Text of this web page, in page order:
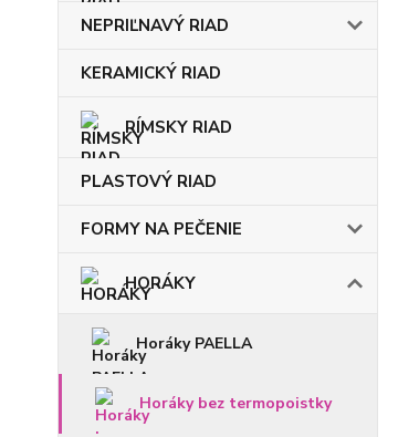
NEPRIĽNAVÝ RIAD
KERAMICKÝ RIAD
RÍMSKY RIAD
PLASTOVÝ RIAD
FORMY NA PEČENIE
HORÁKY
Horáky PAELLA
Horáky bez termopoistky